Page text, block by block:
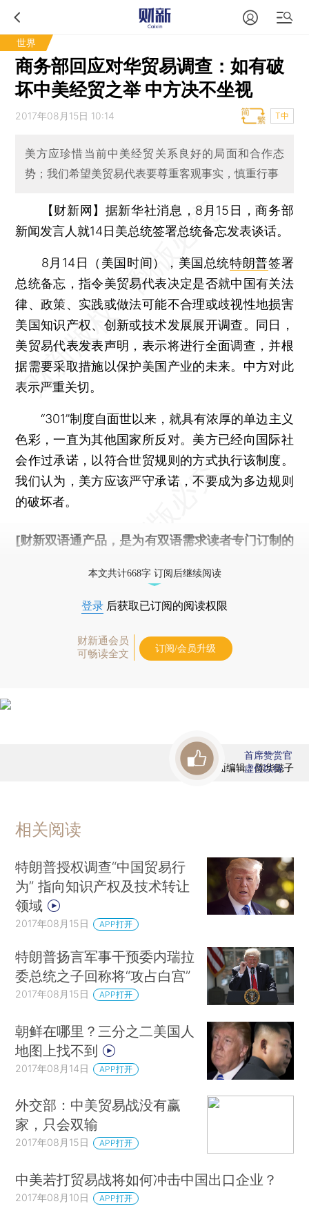
世界
商务部回应对华贸易调查：如有破
坏中美经贸之举 中方决不坐视
2017年08月15日 10:14 T中
美方应珍惜当前中美经贸关系良好的局面和合作态
势；我们希望美贸易代表要尊重客观事实，慎重行事
【财新网】 据新华社消息，8月15日，商务部
新闻发言人就14日美总统签署总统备忘发表谈话。
8月14日（美国时间），美国总统特朗普签署
总统备忘，指令美贸易代表决定是否就中国有关法
律、政策、实践或做法可能不合理或歧视性地损害
美国知识产权、创新或技术发展展开调查。同日，
美贸易代表发表声明，表示将进行全面调查，并根
据需要采取措施以保护美国产业的未来。中方对此
表示严重关切。
“301”制度自面世以来，就具有浓厚的单边主义
色彩，一直为其他国家所反对。美方已经向国际社
会作过承诺，以符合世贸规则的方式执行该制度。
我们认为，美方应该严守承诺，不要成为多边规则
的破坏者。
[财新双语通产品，是为有双语需求读者专门订制的
本文共计668字 订阅后继续阅读
登录 后获取已订阅的阅读权限
财新通会员
可畅读全文
订阅/会员升级
版面编辑：陈华懿子
首席赞赏官
虚位以待
相关阅读
特朗普授权调查“中国贸易行
为” 指向知识产权及技术转让
领域
2017年08月15日 APP打开
特朗普扬言军事干预委内瑞拉
委总统之子回称将“攻占白宫”
2017年08月15日 APP打开
朝鲜在哪里？三分之二美国人
地图上找不到
2017年08月14日 APP打开
外交部：中美贸易战没有赢
家，只会双输
2017年08月15日 APP打开
中美若打贸易战将如何冲击中国出口企业？
2017年08月10日 APP打开